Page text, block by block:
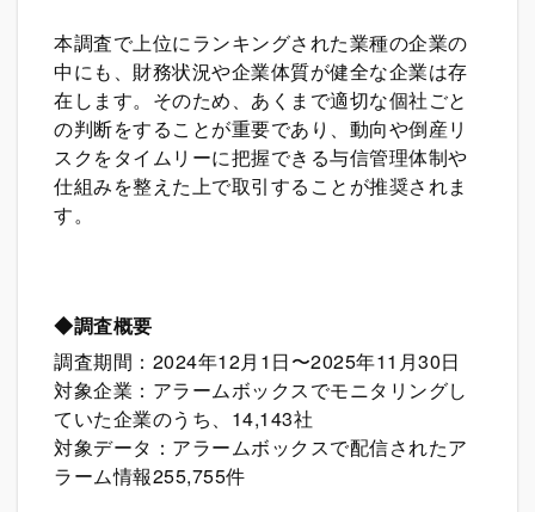
本調査で上位にランキングされた業種の企業の
中にも、財務状況や企業体質が健全な企業は存
在します。そのため、あくまで適切な個社ごと
の判断をすることが重要であり、動向や倒産リ
スクをタイムリーに把握できる与信管理体制や
仕組みを整えた上で取引することが推奨されま
す。
◆調査概要
調査期間：2024年12月1日〜2025年11月30日
対象企業：アラームボックスでモニタリングし
ていた企業のうち、14,143社
対象データ：アラームボックスで配信されたア
ラーム情報255,755件